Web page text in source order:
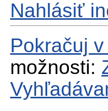
Nahlásiť
Pokračuj
možnosti: